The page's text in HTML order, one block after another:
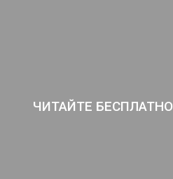
ЧИТАЙТЕ БЕСПЛАТНО